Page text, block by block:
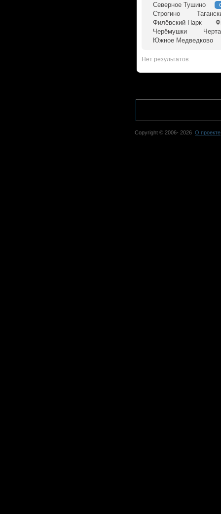
Северное Тушино
Строгино
Филёвский Парк
Черёмушки
Южное Медведково
Нет результатов.
Copyright © 2006- 2026 О проекте